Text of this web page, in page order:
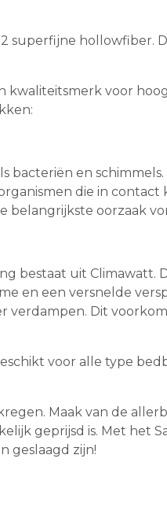
hollowfiber.
kwaliteitsmerk voor
en
die in
belangrijkste oorzaak
bestaat uit Climawatt.
en een versnelde
Dit
voor alle type
Maak van de
geprijsd is. Met het
geslaagd zijn!